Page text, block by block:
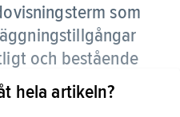
som
och bestående
det som
får
hela artikeln?